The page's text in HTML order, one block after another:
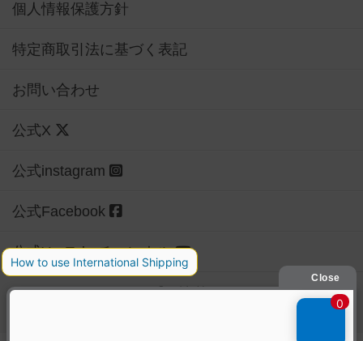
個人情報保護方針
特定商取引法に基づく表記
お問い合わせ
公式X
公式instagram
公式Facebook
公式YouTubeチャンネル
Copyright (c)